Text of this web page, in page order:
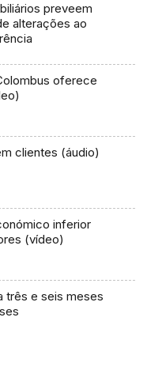
preveem
alterações ao
oferece
clientes (áudio)
inferior
(vídeo)
três e seis meses